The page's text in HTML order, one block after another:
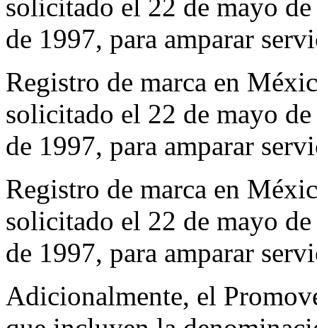
solicitado el 22 de mayo
de 1997, para amparar
Registro de marca en
solicitado el 22 de mayo
de 1997, para amparar
Registro de marca en
solicitado el 22 de mayo
de 1997, para amparar
Adicionalmente, el